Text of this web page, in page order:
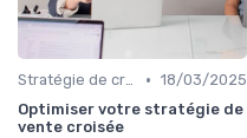
Stratégie de croissance B2B • 18/03/2025
Optimiser votre stratégie de
vente croisée